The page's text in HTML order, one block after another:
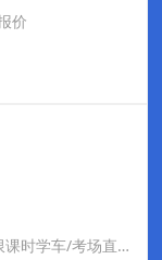
价
2026年8月性价比之选：长安区知名的不限课时学车/考场直训学车服务哪家可靠-起航